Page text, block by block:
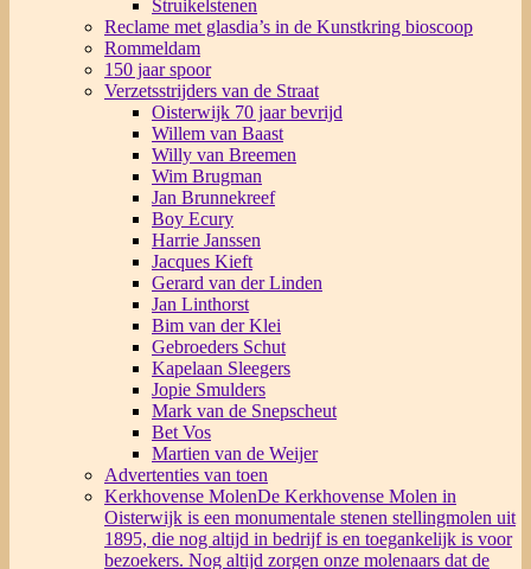
Struikelstenen
Reclame met glasdia’s in de Kunstkring bioscoop
Rommeldam
150 jaar spoor
Verzetsstrijders van de Straat
Oisterwijk 70 jaar bevrijd
Willem van Baast
Willy van Breemen
Wim Brugman
Jan Brunnekreef
Boy Ecury
Harrie Janssen
Jacques Kieft
Gerard van der Linden
Jan Linthorst
Bim van der Klei
Gebroeders Schut
Kapelaan Sleegers
Jopie Smulders
Mark van de Snepscheut
Bet Vos
Martien van de Weijer
Advertenties van toen
Kerkhovense MolenDe Kerkhovense Molen in
Oisterwijk is een monumentale stenen stellingmolen uit
1895, die nog altijd in bedrijf is en toegankelijk is voor
bezoekers. Nog altijd zorgen onze molenaars dat de